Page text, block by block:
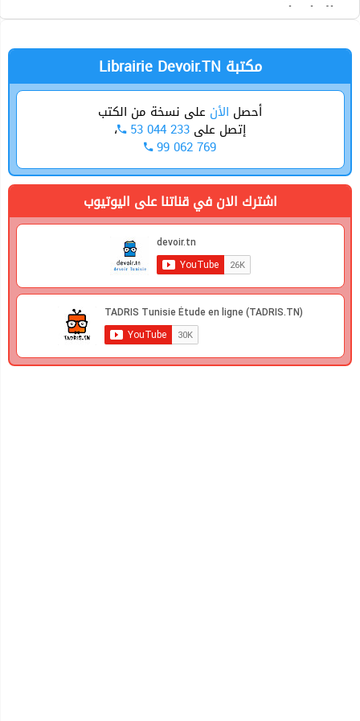
التربية المدنية
الرياضيات
Librairie Devoir.TN مكتبة
أحصل الأن على نسخة من الكتب
إتصل على 53 044 233 ،
99 062 769
اشترك الان في قناتنا على اليوتيوب